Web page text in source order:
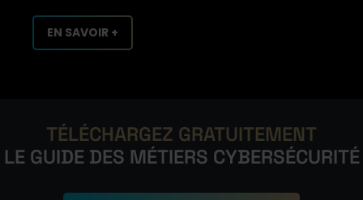
EN SAVOIR +
TÉLÉCHARGEZ GRATUITEMENT
LE GUIDE DES MÉTIERS CYBERSÉCURITÉ